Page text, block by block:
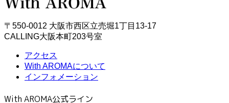
〒550-0012 大阪市西区立売堀1丁目13-17
CALLING大阪本町203号室
アクセス
With AROMAについて
インフォメーション
With AROMA公式ライン